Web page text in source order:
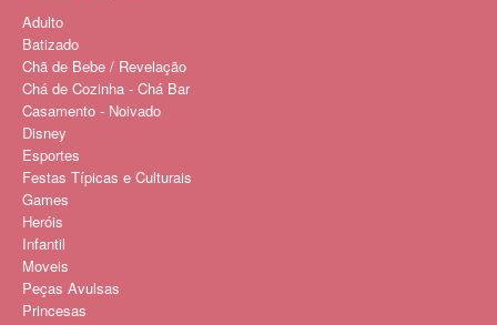
Adulto
Batizado
Chã de Bebe / Revelação
Chá de Cozinha - Chá Bar
Casamento - Noivado
Disney
Esportes
Festas Típicas e Culturais
Games
Heróis
Infantil
Moveis
Peças Avulsas
Princesas